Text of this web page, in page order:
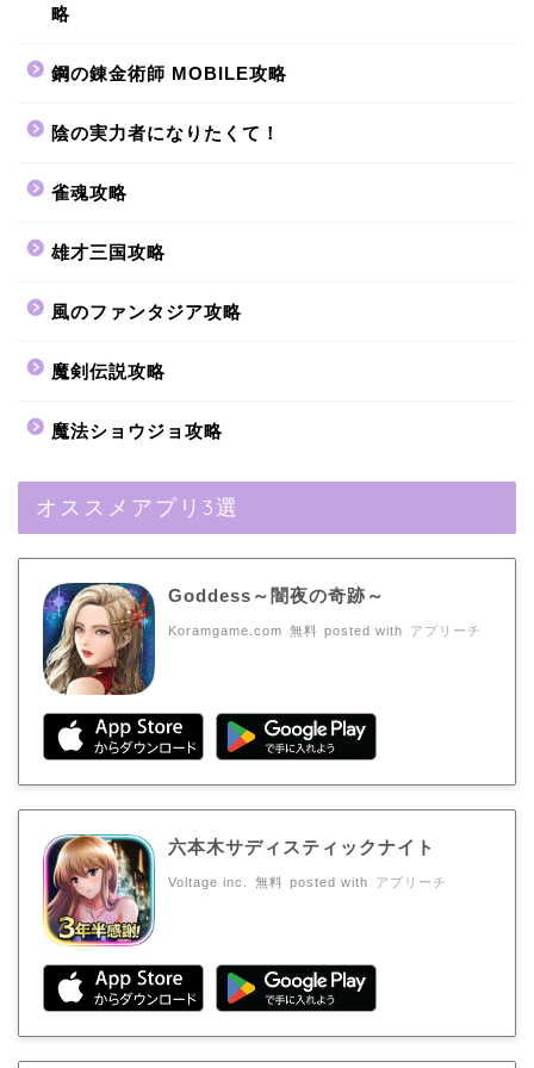
略
鋼の錬金術師 MOBILE攻略
陰の実力者になりたくて！
雀魂攻略
雄才三国攻略
風のファンタジア攻略
魔剣伝説攻略
魔法ショウジョ攻略
オススメアプリ3選
Goddess～闇夜の奇跡～
Koramgame.com 無料 posted with アプリーチ
六本木サディスティックナイト
Voltage inc. 無料 posted with アプリーチ